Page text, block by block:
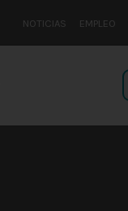
NOTICIAS EMPLEO